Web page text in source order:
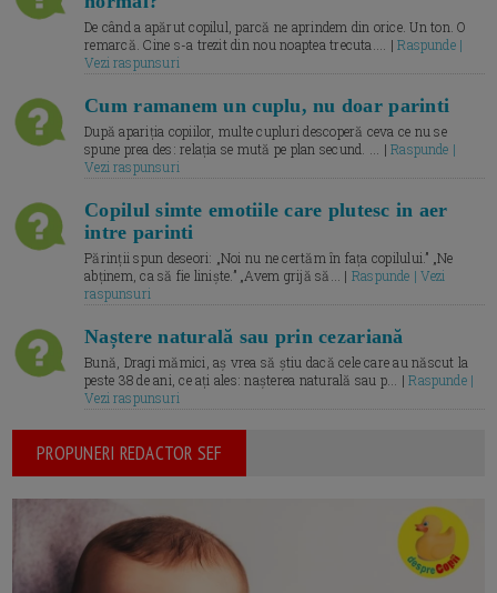
De când a apărut copilul, parcă ne aprindem din orice. Un ton. O
remarcă. Cine s-a trezit din nou noaptea trecuta.... |Raspunde |
Vezi raspunsuri
Cum ramanem un cuplu, nu doar parinti
După apariția copiilor, multe cupluri descoperă ceva ce nu se
spune prea des: relația se mută pe plan secund. ... |Raspunde |
Vezi raspunsuri
Copilul simte emotiile care plutesc in aer
intre parinti
Părinții spun deseori: „Noi nu ne certăm în fața copilului.” „Ne
abținem, ca să fie liniște.” „Avem grijă să... | Raspunde | Vezi
raspunsuri
Naștere naturală sau prin cezariană
Bună, Dragi mămici, aș vrea să știu dacă cele care au născut la
peste 38 de ani, ce ați ales: nașterea naturală sau p... |Raspunde |
Vezi raspunsuri
PROPUNERI REDACTOR SEF